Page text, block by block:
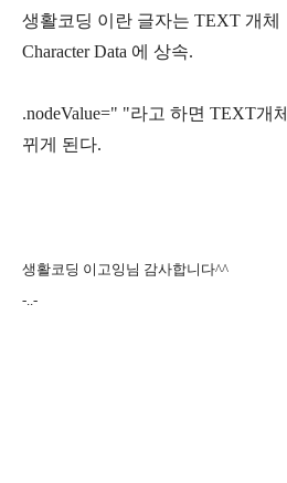
생활코딩 이란 글자는 TEXT 개체
Character Data 에 상속.
.nodeValue=" "라고 하면 TEXT개
뀌게 된다.
생활코딩 이고잉님 감사합니다^^
-..-